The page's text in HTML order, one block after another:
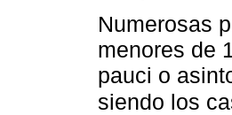
Numerosas
menores de
pauci o
siendo los